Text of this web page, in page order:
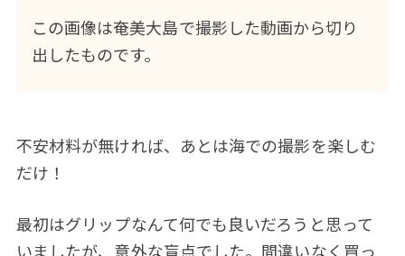
この画像は奄美大島で撮影した動画から切り
出したものです。
不安材料が無ければ、あとは海での撮影を楽しむ
だけ！
最初はグリップなんて何でも良いだろうと思って
いましたが、意外な盲点でした。間違いなく買っ